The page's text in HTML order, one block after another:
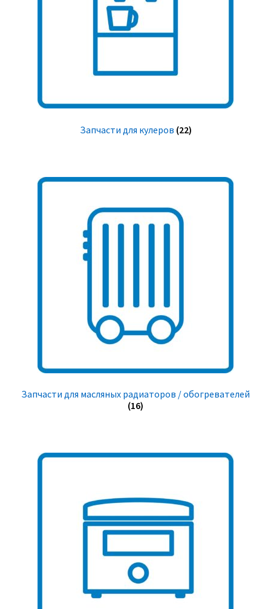
Запчасти для кулеров (22)
Запчасти для масляных радиаторов / обогревателей
(16)